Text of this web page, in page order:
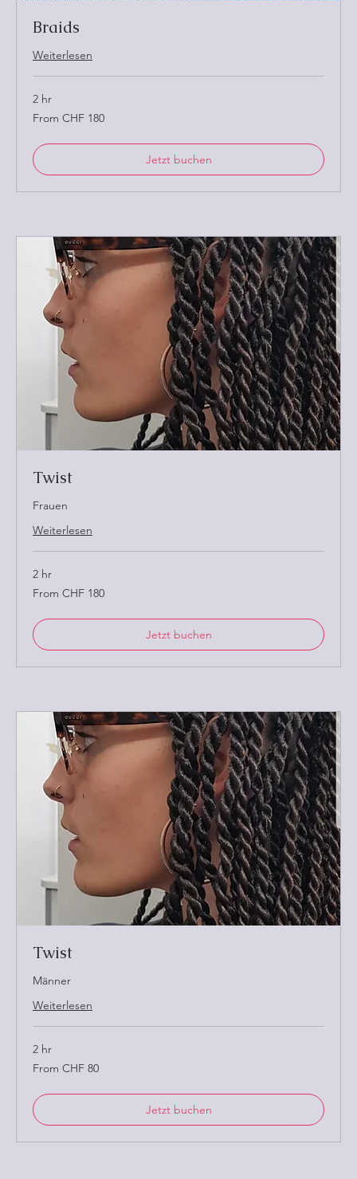
Braids
Weiterlesen
2 hr
From
180
From CHF 180
Jetzt buchen
Twist
Frauen
Weiterlesen
2 hr
From
180
From CHF 180
Jetzt buchen
Twist
Männer
Weiterlesen
2 hr
From
80
From CHF 80
Jetzt buchen